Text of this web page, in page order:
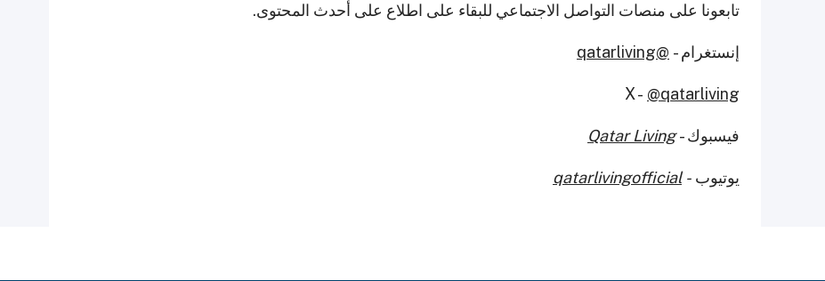
تابعونا على منصات التواصل الاجتماعي للبقاء على اطلاع على أحدث المحتوى.
إنستغرام - @qatarliving
X - @qatarliving
فيسبوك -Qatar Living
يوتيوب -
qatarlivingofficial